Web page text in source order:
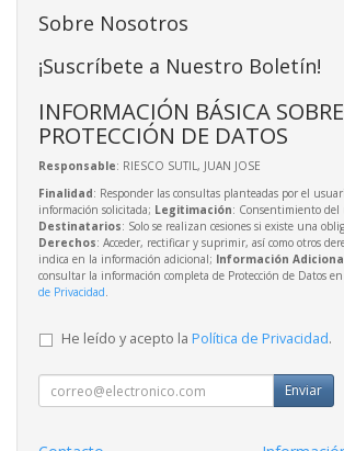
Sobre Nosotros
¡Suscríbete a Nuestro Boletín!
INFORMACIÓN BÁSICA SOBRE
PROTECCIÓN DE DATOS
Responsable: RIESCO SUTIL, JUAN JOSE
Finalidad: Responder las consultas planteadas por el
información solicitada; Legitimación: Consentimiento del
Destinatarios: Solo se realizan cesiones si existe una
Derechos: Acceder, rectificar y suprimir, así como otros
indica en la información adicional; Información
consultar la información completa de Protección de Datos
de Privacidad.
He leído y acepto la Política de Privacidad.
Enviar